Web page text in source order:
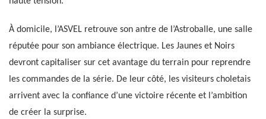
À domicile, l’ASVEL retrouve son antre de l’Astroballe, une salle
réputée pour son ambiance électrique. Les Jaunes et Noirs
devront capitaliser sur cet avantage du terrain pour reprendre
les commandes de la série. De leur côté, les visiteurs choletais
arrivent avec la confiance d’une victoire récente et l’ambition
de créer la surprise.